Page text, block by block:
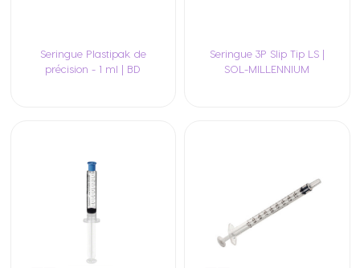
Seringue Plastipak de
précision - 1 ml | BD
Seringue 3P Slip Tip LS |
SOL-MILLENNIUM